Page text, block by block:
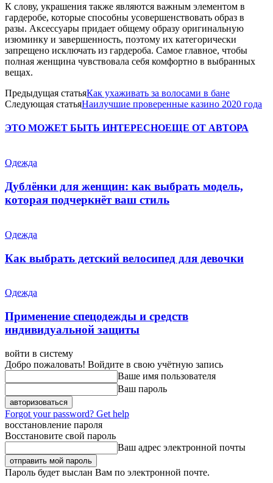
К слову, украшения также являются важным элементом в
гардеробе, которые способны усовершенствовать образ в
разы. Аксессуары придает общему образу оригинальную
изюминку и завершенность, поэтому их категорически
запрещено исключать из гардероба. Самое главное, чтобы
полная женщина чувствовала себя комфортно в выбранных
вещах.
Предыдущая статьяКак ухаживать за волосами в бане
Следующая статьяНаилучшие проверенные казино 2020 года
ЭТО МОЖЕТ БЫТЬ ИНТЕРЕСНОЕЩЕ ОТ АВТОРА
Одежда
Дублёнки для женщин: как выбрать модель,
которая подчеркнёт ваш стиль
Одежда
Как выбрать детский велосипед для девочки
Одежда
Применение спецодежды и средств
индивидуальной защиты
войти в систему
Добро пожаловать! Войдите в свою учётную запись
Ваше имя пользователя
Ваш пароль
Forgot your password? Get help
восстановление пароля
Восстановите свой пароль
Ваш адрес электронной почты
Пароль будет выслан Вам по электронной почте.